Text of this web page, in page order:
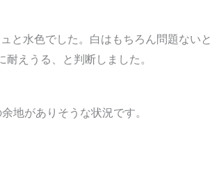
と水色でした。白はもちろん問題ないと
えうる、と判断しました。
地がありそうな状況です。